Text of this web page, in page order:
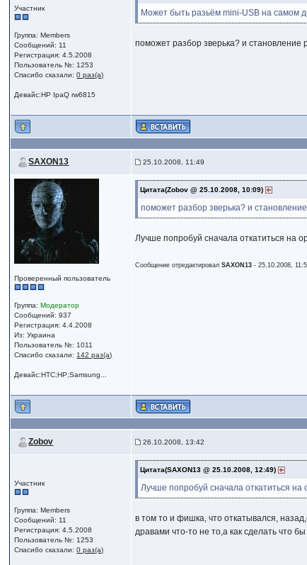
Участник
Группа: Members
Сообщений: 11
Регистрация: 4.5.2008
Пользователь №: 1253
Спасибо сказали:0 раз(а)
Девайс:HP IpaQ rw6815
Может быть разьём mini-USB на самом
поможет разбор зверька? и становление
SAXON13 25.10.2008, 11:49
Проверенный пользователь
Группа:Модератор
Сообщений: 937
Регистрация: 4.4.2008
Из: Украина
Пользователь №: 1011
Спасибо сказали: 142 раз(а)
Девайс:HTC;HP;Samsung...
Цитата(Zobov @ 25.10.2008, 10:09)
поможет разбор зверька? и
Лучше попробуй сначала откатиться на
Сообщение отредактировалSAXON13 - 25.10.2008,
Zobov 26.10.2008, 13:42
Участник
Группа: Members
Сообщений: 11
Регистрация: 4.5.2008
Пользователь №: 1253
Спасибо сказали:0 раз(а)
Цитата(SAXON13 @ 25.10.2008, 12:49)
Лучше попробуй сначала откатиться на
в том то и фишка, что откатывался,
дравами что-то не то,а как сделать что